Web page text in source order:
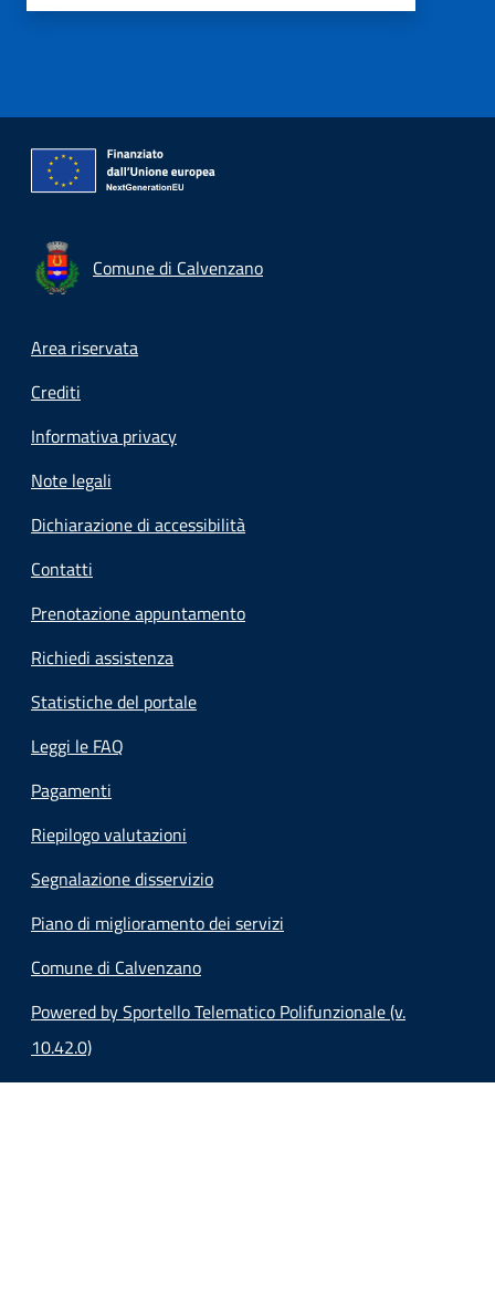
Comune di Calvenzano
Footer menu
Area riservata
Crediti
Informativa privacy
Note legali
Dichiarazione di accessibilità
Contatti
Prenotazione appuntamento
Richiedi assistenza
Statistiche del portale
Leggi le FAQ
Pagamenti
Riepilogo valutazioni
Segnalazione disservizio
Piano di miglioramento dei servizi
Comune di Calvenzano
Powered by Sportello Telematico Polifunzionale (v.
10.42.0)